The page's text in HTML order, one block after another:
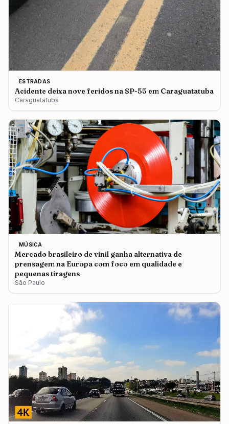
ESTRADAS
Acidente deixa nove feridos na SP-55 em Caraguatatuba
Caraguatatuba
MÚSICA
Mercado brasileiro de vinil ganha alternativa de
prensagem na Europa com foco em qualidade e
pequenas tiragens
São Paulo